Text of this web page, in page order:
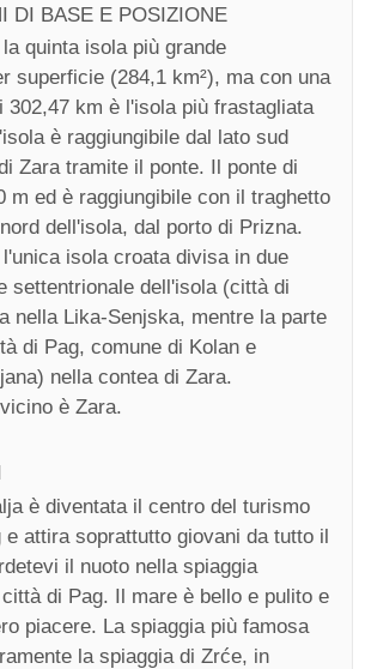
DI BASE E POSIZIONE
quinta isola più grande
superficie (284,1 km²), ma con una
302,47 km è l'isola più frastagliata
è raggiungibile dal lato sud
Zara tramite il ponte. Il ponte di
m ed è raggiungibile con il traghetto
dell'isola, dal porto di Prizna.
isola croata divisa in due
settentrionale dell'isola (città di
nella Lika-Senjska, mentre la parte
di Pag, comune di Kolan e
nella contea di Zara.
è Zara.
è diventata il centro del turismo
e attira soprattutto giovani da tutto il
il nuoto nella spiaggia
di Pag. Il mare è bello e pulito e
piacere. La spiaggia più famosa
la spiaggia di Zrće, in